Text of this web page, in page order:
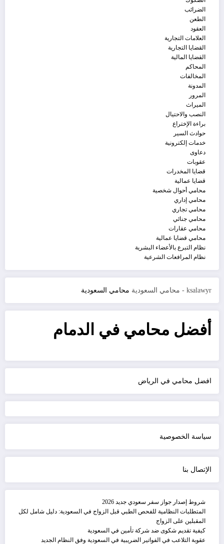
الضرائب
الطعن
العقود
العلامات التجارية
القضايا التجارية
القضايا المالية
المحاكم
المخالفات
المدونة
المرور
الميراث
النصب والاحتيال
براءة الإختراع
حوادث السير
خدمات إلكترونية
دعاوى
عقوبات
قضايا المخدرات
قضايا عمالية
محامي أحوال شخصية
محامي إداري
محامي تجاري
محامي جنائي
محامي عقارات
محامي قضايا عمالية
نظام التبرع بالأعضاء البشرية
نظام المرافعات الشرعية
ksalawyr - محامي السعودية محامي السعودية
أفضل محامي في الدمام
افضل محامي في الرياض
سياسة الخصوصية
الإتصال بنا
شروط إصدار جواز سفر سعودي جديد 2026
المتطلبات النظامية للفحص الطبي قبل الزواج في السعودية: دليل شامل لكل
المقبلين على الزواج
كيفية تقديم شكوى ضد شركة تأمين في السعودية
عقوبة التلاعب في الفواتير الضريبية في السعودية وفق النظام الجديد